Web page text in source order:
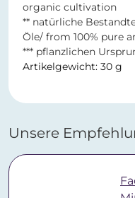
organic cultivation
** natürliche
Öle/ from 100% pure
*** pflanzlichen
Artikelgewicht: 30 g
Unsere